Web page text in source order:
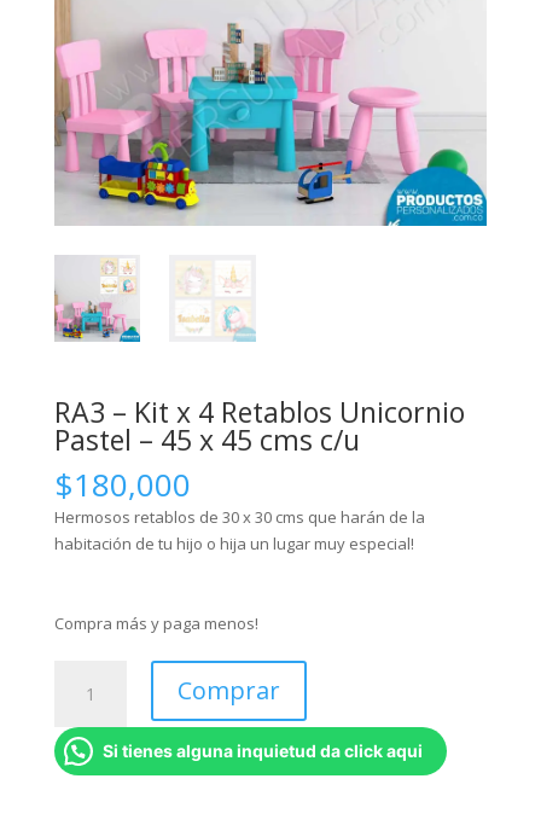
RA3 – Kit x 4 Retablos Unicornio
Pastel – 45 x 45 cms c/u
$180,000
Hermosos retablos de 30 x 30 cms que harán de la
habitación de tu hijo o hija un lugar muy especial!
Compra más y paga menos!
Kit
x
Comprar
Si tienes alguna inquietud da click aqui